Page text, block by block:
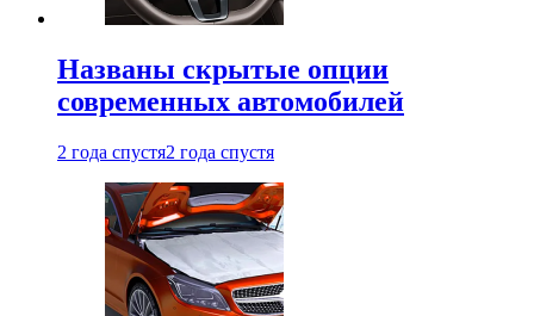
Названы скрытые опции
современных автомобилей
2 года спустя2 года спустя